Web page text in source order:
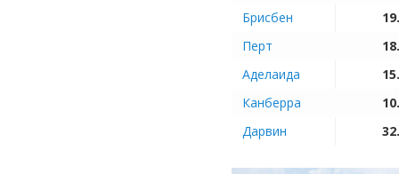
Брисбен
Перт
Аделаида
Канберра
Дарвин